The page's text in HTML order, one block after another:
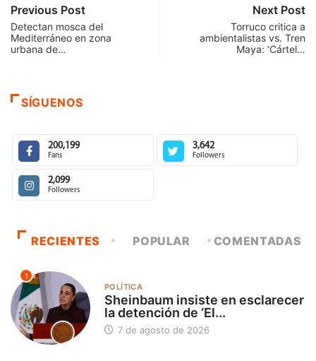
Previous Post
Detectan mosca del
Mediterráneo en zona
urbana de…
Next Post
Torruco critica a
ambientalistas vs. Tren
Maya: ‘Cártel…
SÍGUENOS
200,199
Fans
3,642
Followers
2,099
Followers
RECIENTES POPULAR COMENTADAS
1
POLÍTICA
Sheinbaum insiste en esclarecer
la detención de ‘El...
7 de agosto de 2026